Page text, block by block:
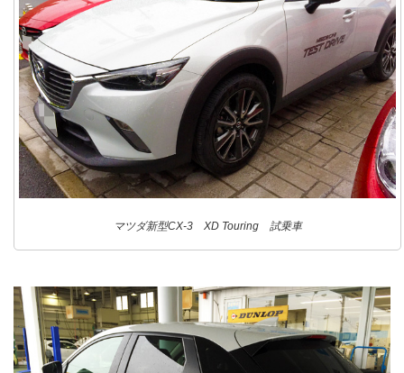
マツダ新型CX-3 XD Touring 試乗車